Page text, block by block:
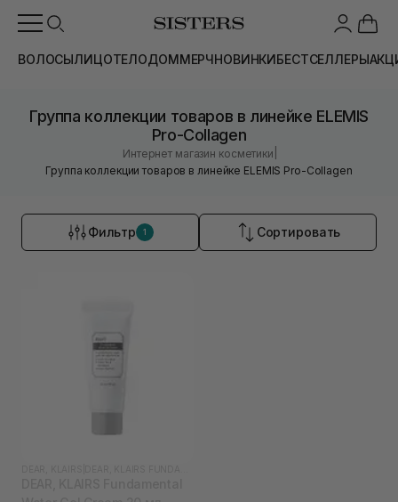
ВОЛОСЫЛИЦОТЕЛОДОММЕРЧНОВИНКИБЕСТСЕЛЛЕРЫ
Группа коллекции товаров в линейке ELEMIS
Pro-Collagen
Интернет магазин косметики
Группа коллекции товаров в линейке ELEMIS Pro-Collagen
Фильтр 1 Сортировать